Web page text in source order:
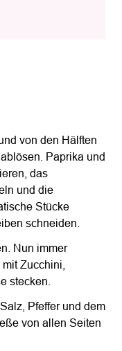
von den Hälften
Paprika und
das
und die
Stücke
schneiden.
Nun immer
Zucchini,
stecken.
Pfeffer und dem
von allen Seiten